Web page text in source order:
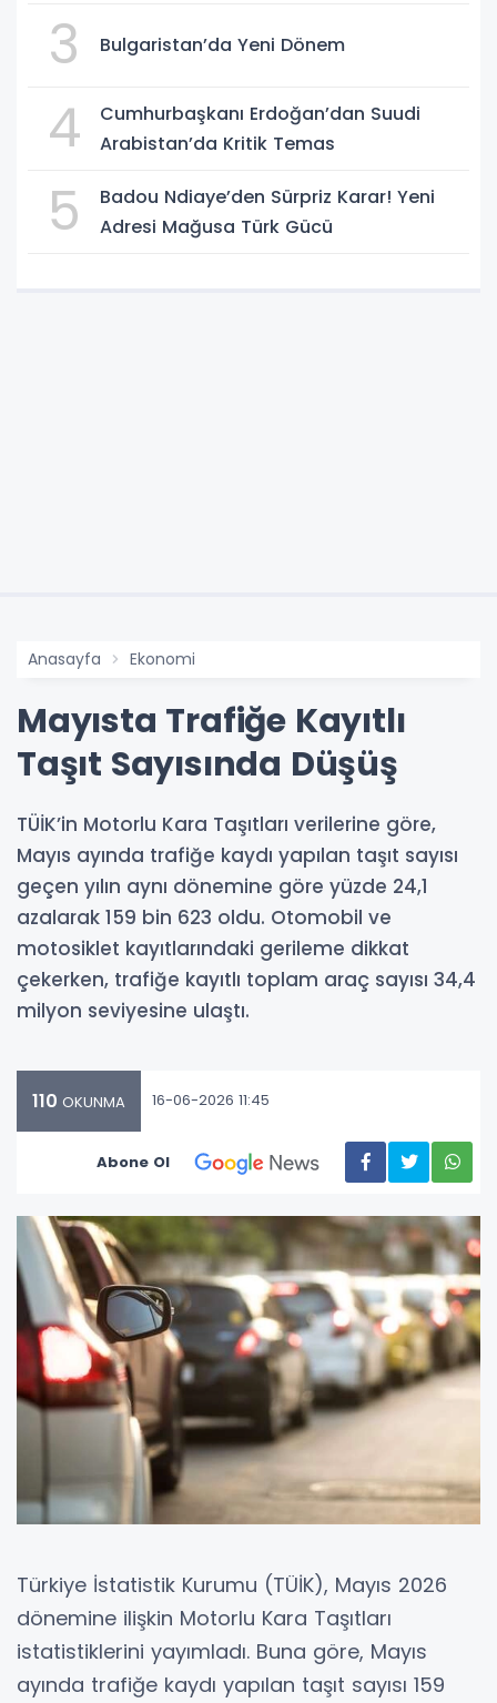
3 Bulgaristan’da Yeni Dönem
4
Cumhurbaşkanı Erdoğan’dan Suudi
Arabistan’da Kritik Temas
5
Badou Ndiaye’den Sürpriz Karar! Yeni
Adresi Mağusa Türk Gücü
Anasayfa Ekonomi
Mayısta Trafiğe Kayıtlı
Taşıt Sayısında Düşüş
TÜİK’in Motorlu Kara Taşıtları verilerine göre,
Mayıs ayında trafiğe kaydı yapılan taşıt sayısı
geçen yılın aynı dönemine göre yüzde 24,1
azalarak 159 bin 623 oldu. Otomobil ve
motosiklet kayıtlarındaki gerileme dikkat
çekerken, trafiğe kayıtlı toplam araç sayısı 34,4
milyon seviyesine ulaştı.
110 OKUNMA 16-06-2026 11:45
Abone Ol
Türkiye İstatistik Kurumu (TÜİK), Mayıs 2026
dönemine ilişkin Motorlu Kara Taşıtları
istatistiklerini yayımladı. Buna göre, Mayıs
ayında trafiğe kaydı yapılan taşıt sayısı 159